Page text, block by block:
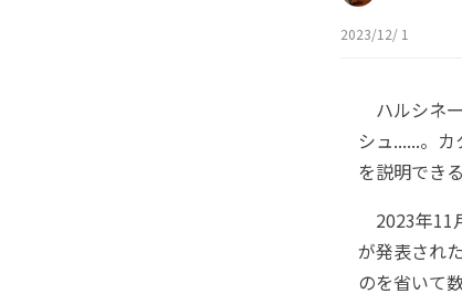
2023/12/ 1
ハルシネ
シュ......。
を説明でき
2023年11
が発表され
のを省いて